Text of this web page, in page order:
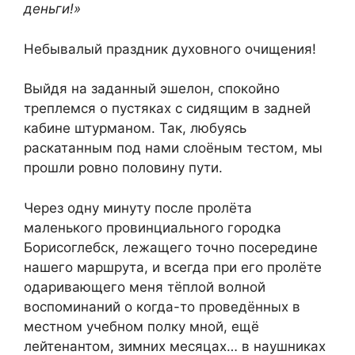
деньги!»
Небывалый праздник духовного очищения!
Выйдя на заданный эшелон, спокойно
треплемся о пустяках с сидящим в задней
кабине штурманом. Так, любуясь
раскатанным под нами слоёным тестом, мы
прошли ровно половину пути.
Через одну минуту после пролёта
маленького провинциального городка
Борисоглебск, лежащего точно посередине
нашего маршрута, и всегда при его пролёте
одаривающего меня тёплой волной
воспоминаний о когда-то проведённых в
местном учебном полку мной, ещё
лейтенантом, зимних месяцах… в наушниках